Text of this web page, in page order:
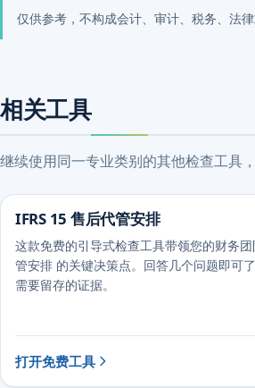
仅供参考，不构成会计、审计、税务、法律
相关工具
继续使用同一专业类别的其他检查工具
IFRS 15 售后代管安排
这款免费的引导式检查工具带领您的财务
管安排 的关键决策点。回答几个问题即可
需要留存的证据。
打开免费工具